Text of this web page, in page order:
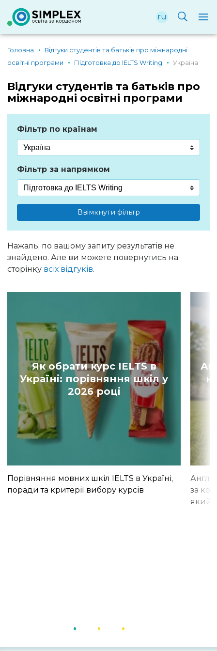
ru
Головна
Відгуки студентів та батьків про міжнародні
освітні програми
Підготовка до IELTS Writing Україна
Відгуки студентів та батьків про
міжнародні освітні програми
Фільтр по країнам
Фільтр за напрямком
Ввімкнути фільтр
Нажаль, по вашому запиту результатів не
знайдено. Але ви можете повернутись на
сторінку всіх відгуків.
Як обрати курс IELTS в
Україні: порівняння шкіл у
2026 році
Порівняння мовних шкіл IELTS в Україні,
поради та критерії вибору курсів
за
який